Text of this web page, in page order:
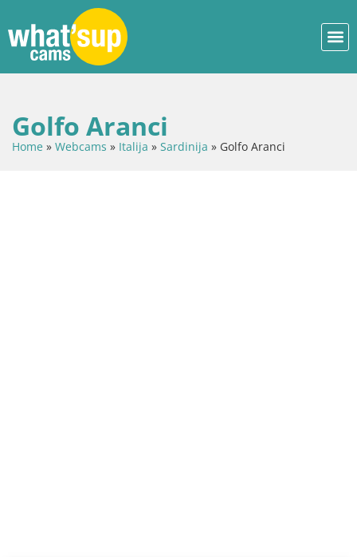
Golfo Aranci
Home » Webcams » Italija » Sardinija » Golfo Aranci